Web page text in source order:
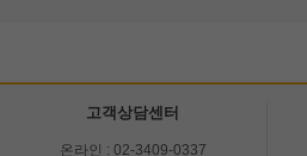
고객상담센터
온라인 : 02-3409-0337